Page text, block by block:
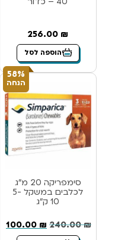
256.00 ₪
הוספה לסל
58%
הנחה
סימפריקה 20 מ”ג
לכלבים במשקל 5-
10 ק”ג
240.00₪
100.00 ₪